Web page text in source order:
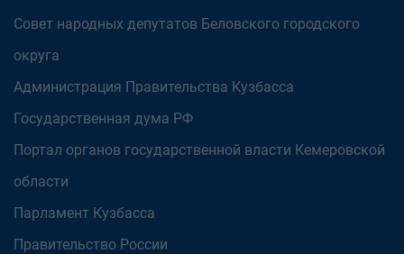
Совет народных депутатов Беловского городского
округа
Администрация Правительства Кузбасса
Государственная дума РФ
Портал органов государственной власти Кемеровской
области
Парламент Кузбасса
Правительство России